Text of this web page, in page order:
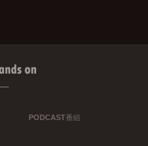
on
PODCAST番組